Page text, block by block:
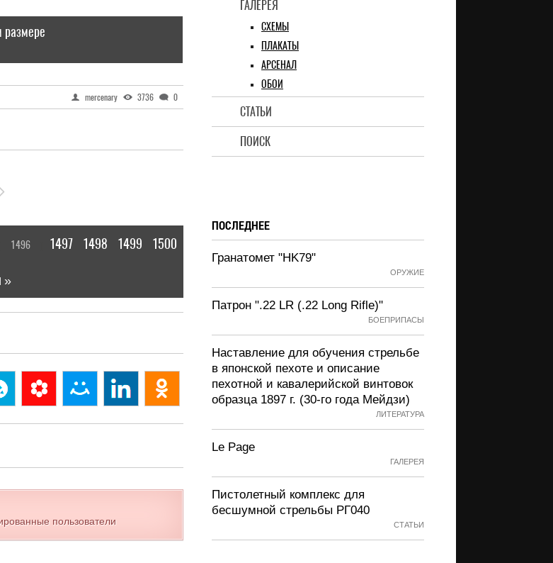
ГАЛЕРЕЯ
СХЕМЫ
ПЛАКАТЫ
АРСЕНАЛ
ОБОИ
СТАТЬИ
ПОИСК
размере
mercenary 3736 0
1496 1497 1498 1499 1500
»
пользователи
ПОСЛЕДНЕЕ
Гранатомет "HK79"
ОРУЖИЕ
Патрон ".22 LR (.22 Long Rifle)"
БОЕПРИПАСЫ
Наставление для обучения стрельбе
в японской пехоте и описание
пехотной и кавалерийской винтовок
образца 1897 г. (30-го года Мейдзи)
ЛИТЕРАТУРА
Le Page
ГАЛЕРЕЯ
Пистолетный комплекс для
бесшумной стрельбы РГ040
СТАТЬИ